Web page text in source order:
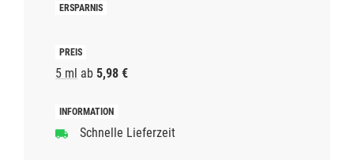
5 ml ab 5,98 €
Schnelle Lieferzeit